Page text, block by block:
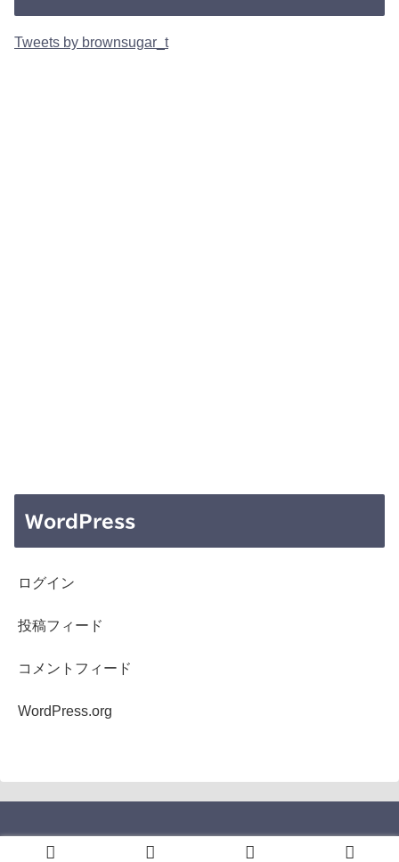
Tweets by brownsugar_t
WordPress
ログイン
投稿フィード
コメントフィード
WordPress.org
Copyright © 2005-2026 b's mono-log All Rights Reserved.